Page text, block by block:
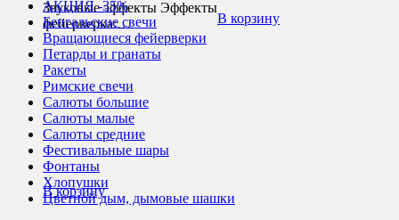
Звуковые эффекты Эффекты
фейерверка:…
В корзину
В корзину
АКЦИЯ -35%
Бенгальские свечи
Вращающиеся фейерверки
Петарды и гранаты
Ракеты
Римские свечи
Салюты большие
Салюты малые
Салюты средние
Фестивальные шары
Фонтаны
Хлопушки
Цветной дым, дымовые шашки